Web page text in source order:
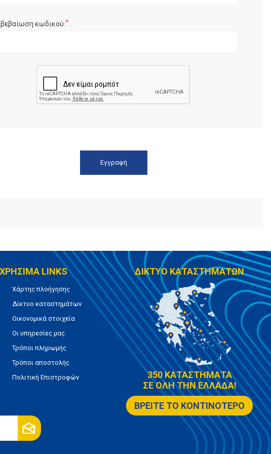
κωδικού:*
ΧΡΗΣΙΜΑ LINKS
Χάρτης πλοήγησης
Δίκτυο καταστημάτων
Οικονομικά στοιχεία
Οι υπηρεσίες μας
Τρόποι πληρωμής
Τρόποι αποστολής
Πολιτική Επιστροφών
ΔΙΚΤΥΟ ΚΑΤΑΣΤΗΜΑΤΩΝ
350 ΚΑΤΑΣΤΗΜΑΤΑ
ΣΕ ΟΛΗ ΤΗΝ ΕΛΛΑΔΑ!
ΒΡΕΙΤΕ ΤΟ ΚΟΝΤΙΝΟΤΕΡΟ